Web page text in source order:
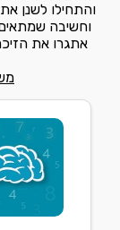
והתחילו לשנן
וחשיבה שמתאים
אתגרו את